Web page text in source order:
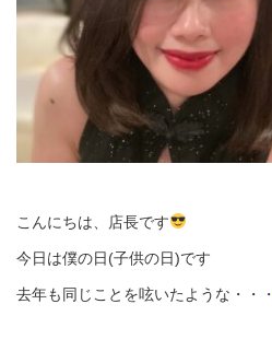
こんにちは、店長です
今日は僕の日(子供の日)です
去年も同じことを呟いたような・・・